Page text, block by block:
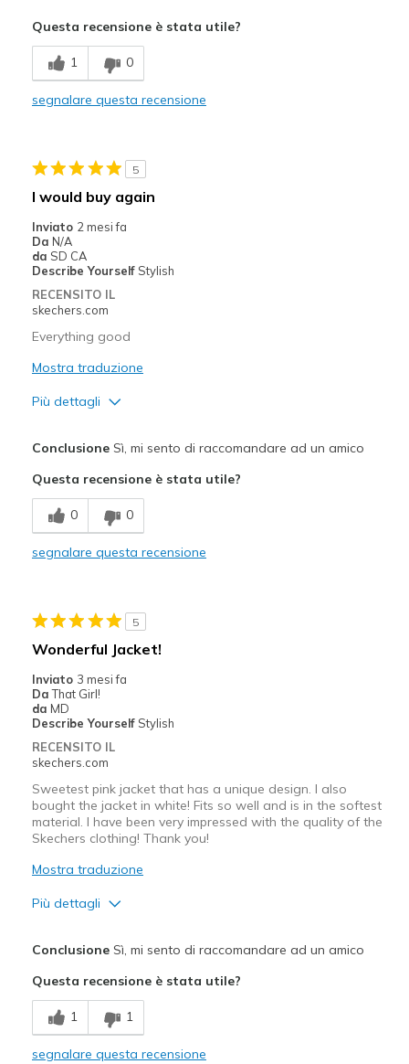
Questa recensione è stata utile?
1 0
segnalare questa recensione
5
I would buy again
Inviato 2 mesi fa
Da N/A
da SD CA
Describe Yourself Stylish
RECENSITO IL
skechers.com
Everything good
Mostra traduzione
Più dettagli
Migliori Utilizzi:
Casual Wear
ConclusioneSì, mi sento di raccomandare ad un amico
Questa recensione è stata utile?
0 0
segnalare questa recensione
5
Wonderful Jacket!
Inviato 3 mesi fa
Da That Girl!
da MD
Describe Yourself Stylish
RECENSITO IL
skechers.com
Sweetest pink jacket that has a unique design. I also
bought the jacket in white! Fits so well and is in the softest
material. I have been very impressed with the quality of the
Skechers clothing! Thank you!
Mostra traduzione
Più dettagli
Breathe Well
Comfortable
ConclusioneSì, mi sento di raccomandare ad un amico
Questa recensione è stata utile?
1 1
segnalare questa recensione